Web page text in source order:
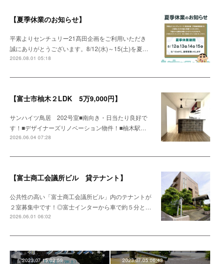
【夏季休業のお知らせ】
平素よりセンチュリー21髙田企画をご利用いただき
誠にありがとうございます。8/12(水)～15(土)を夏…
2026.08.01 05:18
【富士市柚木２LDK 5万9,000円】
サンハイツ鳥居 202号室■南向き・日当たり良好で
す！■デザイナーズリノベーション物件！■柚木駅…
2026.06.04 07:28
【富士商工会議所ビル 貸テナント】
公共性の高い「富士商工会議所ビル」内のテナントが
２室募集中です！◎富士インターから車で約５分と…
2026.06.01 06:02
2023.07.15 02:59 2023.07.05 06:43